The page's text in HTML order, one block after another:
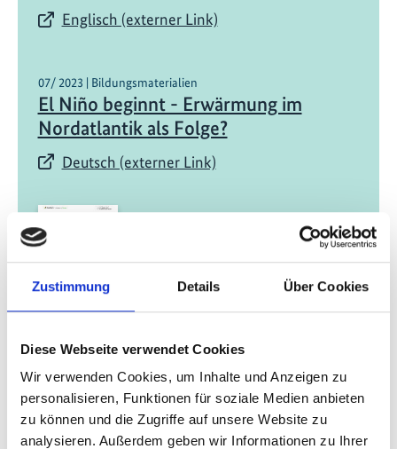
Zustimmung Details Über Cookies
Diese Webseite verwendet Cookies
Wir verwenden Cookies, um Inhalte und Anzeigen zu
personalisieren, Funktionen für soziale Medien anbieten
zu können und die Zugriffe auf unsere Website zu
analysieren. Außerdem geben wir Informationen zu Ihrer
Englisch (externer Link)
07/ 2023 | Bildungsmaterialien
El Niño beginnt - Erwärmung im
Nordatlantik als Folge?
Deutsch (externer Link)
Trapped or staying put: Governing
immobility in the context of climate
change.
Englisch (PDF, 222 KB)